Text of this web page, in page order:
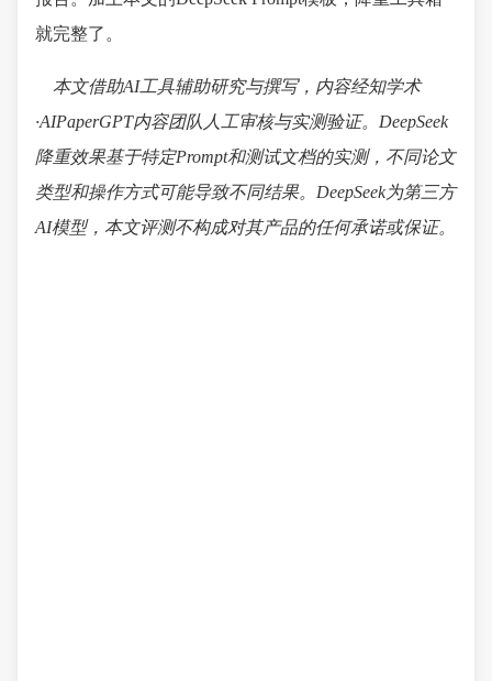
就完整了。
本文借助AI工具辅助研究与撰写，内容经知学术
·AIPaperGPT内容团队人工审核与实测验证。DeepSeek
降重效果基于特定Prompt和测试文档的实测，不同论文
类型和操作方式可能导致不同结果。DeepSeek为第三方
AI模型，本文评测不构成对其产品的任何承诺或保证。